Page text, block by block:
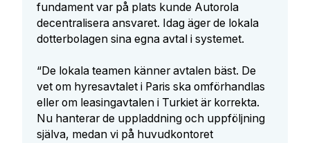
fundament var på plats kunde Autorola
decentralisera ansvaret. Idag äger de lokala
dotterbolagen sina egna avtal i systemet.
“De lokala teamen känner avtalen bäst. De
vet om hyresavtalet i Paris ska omförhandlas
eller om leasingavtalen i Turkiet är korrekta.
Nu hanterar de uppladdning och uppföljning
själva, medan vi på huvudkontoret